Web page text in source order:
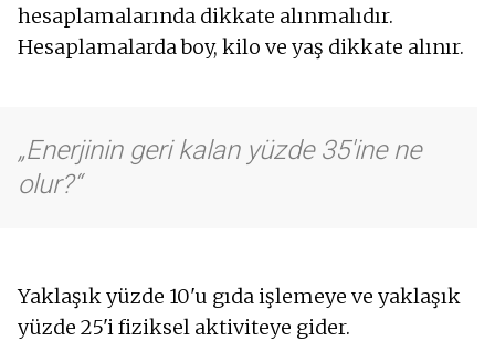
hesaplamalarında dikkate alınmalıdır.
Hesaplamalarda boy, kilo ve yaş dikkate alınır.
Enerjinin geri kalan yüzde 35'ine ne
olur?
Yaklaşık yüzde 10'u gıda işlemeye ve yaklaşık
yüzde 25'i fiziksel aktiviteye gider.